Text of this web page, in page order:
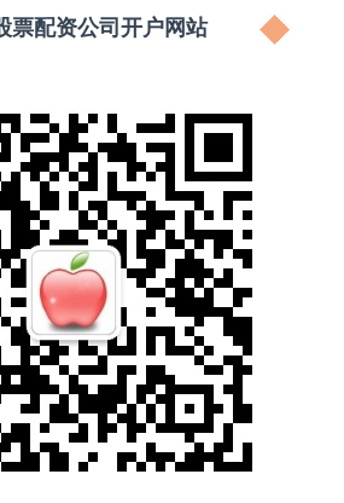
票配资公司开户网站